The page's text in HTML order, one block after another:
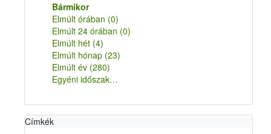
Bármikor
Elmúlt órában (0)
Elmúlt 24 órában (0)
Elmúlt hét (4)
Elmúlt hónap (23)
Elmúlt év (280)
Egyéni időszak…
Címkék